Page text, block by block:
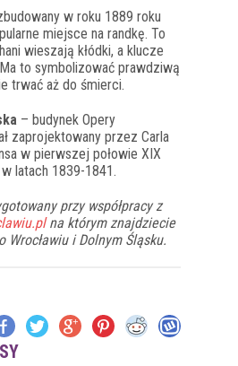
w roku 1889 roku
miejsce na randkę. To
wieszają kłódki, a klucze
to symbolizować prawdziwą
trwać aż do śmierci.
– budynek Opery
zaprojektowany przez Carla
w pierwszej połowie XIX
latach 1839-1841.
przy współpracy z
na którym znajdziecie
i Dolnym Śląsku.